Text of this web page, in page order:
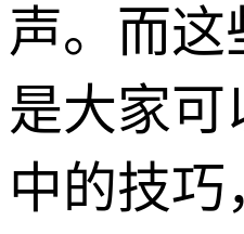
声。而这
是大家可
中的技巧